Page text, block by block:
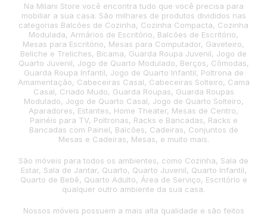
Na Milani Store você encontra tudo que você precisa para
mobiliar a sua casa. São milhares de produtos divididos nas
categorias Balcões de Cozinha, Cozinha Compacta, Cozinha
Modulada, Armários de Escritório, Balcões de Escritório,
Mesas para Escritório, Mesas para Computador, Gaveteiro,
Beliche e Treliches, Bicama, Guarda Roupa Juvenil, Jogo de
Quarto Juvenil, Jogo de Quarto Modulado, Berços, Cômodas,
Guarda Roupa Infantil, Jogo de Quarto Infantil, Poltrona de
Amamentação, Cabeceiras Casal, Cabeceiras Solteiro, Cama
Casal, Criado Mudo, Guarda Roupas, Guarda Roupas
Modulado, Jogo de Quarto Casal, Jogo de Quarto Solteiro,
Aparadores, Estantes, Home Theater, Mesas de Centro,
Painéis para TV, Poltronas, Racks e Bancadas, Racks e
Bancadas com Painel, Balcões, Cadeiras, Conjuntos de
Mesas e Cadeiras, Mesas, e muito mais.
São móveis para todos os ambientes, como Cozinha, Sala de
Estar, Sala de Jantar, Quarto, Quarto Juvenil, Quarto Infantil,
Quarto de Bebê, Quarto Adulto, Área de Serviço, Escritório e
qualquer outro ambiente da sua casa.
Nossos móveis possuem a mais alta qualidade e são feitos